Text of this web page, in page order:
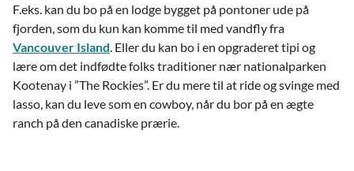
F.eks. kan du bo på en lodge bygget på pontoner ude på
fjorden, som du kun kan komme til med vandfly fra
Vancouver Island. Eller du kan bo i en opgraderet tipi og
lære om det indfødte folks traditioner nær nationalparken
Kootenay i ”The Rockies”. Er du mere til at ride og svinge med
lasso, kan du leve som en cowboy, når du bor på en ægte
ranch på den canadiske prærie.